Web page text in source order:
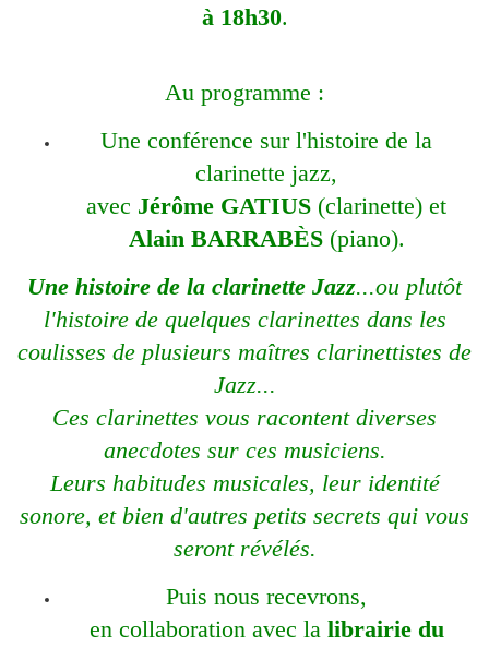
à 18h30.
Au programme :
Une conférence sur l'histoire de la
clarinette jazz,
avec Jérôme GATIUS (clarinette) et
Alain BARRABÈS (piano).
Une histoire de la clarinette Jazz...ou plutôt
l'histoire de quelques clarinettes dans les
coulisses de plusieurs maîtres clarinettistes de
Jazz...
Ces clarinettes vous racontent diverses
anecdotes sur ces musiciens.
Leurs habitudes musicales, leur identité
sonore, et bien d'autres petits secrets qui vous
seront révélés.
Puis nous recevrons,
en collaboration avec lalibrairie du